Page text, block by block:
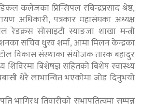
कलेजका प्रिन्सिपल रबिन्द्रप्रसाद श्रेष्ठ,
अधिकारी, पत्रकार महासंघका अध्यक्ष
रेडक्रस सोसाइटी स्याङजा शाखा मन्त्री
सचिव धु्रव शर्मा, आमा मिलन केन्द्रका
विकास संस्थाका संयोजक तारक बहादुर
शिविरमा बिशेषज्ञ सहितको बिशेष स्वास्थ्य
धेरै लाभान्वित भएकोमा जोड दिनुभयो
भागिरथ तिवारीको सभापतित्वमा सम्पन्न